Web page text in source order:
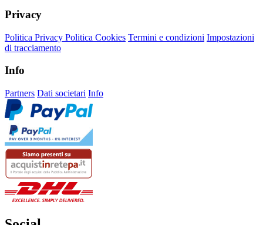
Privacy
Politica Privacy Politica Cookies Termini e condizioni Impostazioni
di tracciamento
Info
Partners Dati societari Info